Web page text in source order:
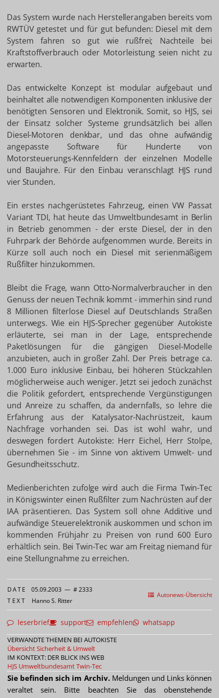
Das System wurde nach Herstellerangaben bereits vom
RWTÜV getestet und für gut befunden: Diesel mit dem
System fahren so gut wie rußfrei; Nachteile bei
Kraftstoffverbrauch oder Motorleistung seien nicht zu
erwarten.
Das entwickelte Konzept ist modular aufgebaut und
beinhaltet alle notwendigen Komponenten inklusive der
benötigten Sensoren und Elektronik. Somit, so HJS, sei
der Einsatz solcher Systeme grundsätzlich bei allen
Diesel-Motoren denkbar, und das ohne aufwändig
angepasste Software für Hunderte von
Motorsteuerungs-Kennfeldern der einzelnen Modelle
und Baujahre. Für den Einbau veranschlagt HJS rund
vier Stunden.
Ein erstes nachgerüstetes Fahrzeug, einen VW Passat
Variant TDI, hat heute das Umweltbundesamt in Berlin
in Betrieb genommen - der erste Diesel, der in den
Fuhrpark der Behörde aufgenommen wurde. Bereits in
Kürze soll auch noch ein Diesel mit serienmäßigem
Rußfilter hinzukommen.
Bleibt die Frage, wann Otto-Normalverbraucher in den
Genuss der neuen Technik kommt - immerhin sind rund
8 Millionen filterlose Diesel auf Deutschlands Straßen
unterwegs. Wie ein HJS-Sprecher gegenüber Autokiste
erläuterte, sei man in der Lage, entsprechende
Paketlösungen für die gängigen Diesel-Modelle
anzubieten, auch in großer Zahl. Der Preis betrage ca.
1.000 Euro inklusive Einbau, bei höheren Stückzahlen
möglicherweise auch weniger. Jetzt sei jedoch zunächst
die Politik gefordert, entsprechende Vergünstigungen
und Anreize zu schaffen, da andernfalls, so lehre die
Erfahrung aus der Katalysator-Nachrüstzeit, kaum
Nachfrage vorhanden sei. Das ist wohl wahr, und
deswegen fordert Autokiste: Herr Eichel, Herr Stolpe,
übernehmen Sie - im Sinne von aktivem Umwelt- und
Gesundheitsschutz.
Medienberichten zufolge wird auch die Firma Twin-Tec
in Königswinter einen Rußfilter zum Nachrüsten auf der
IAA präsentieren. Das System soll ohne Additive und
aufwändige Steuerelektronik auskommen und schon im
kommenden Frühjahr zu Preisen von rund 600 Euro
erhältlich sein. Bei Twin-Tec war am Freitag niemand für
eine Stellungnahme zu erreichen.
Autonews-Übersicht
DATE 05.09.2003 — # 2333
TEXT Hanno S. Ritter
leserbrief support empfehlen whatsapp
VERWANDTE THEMEN BEI AUTOKISTE
Übersicht Sicherheit & Umwelt
IM KONTEXT: DER BLICK INS WEB
HJS UmweltbundesamtTwin-Tec
Sie befinden sich im Archiv.Meldungen und Links können
veraltet sein. Bitte beachten Sie das obenstehende